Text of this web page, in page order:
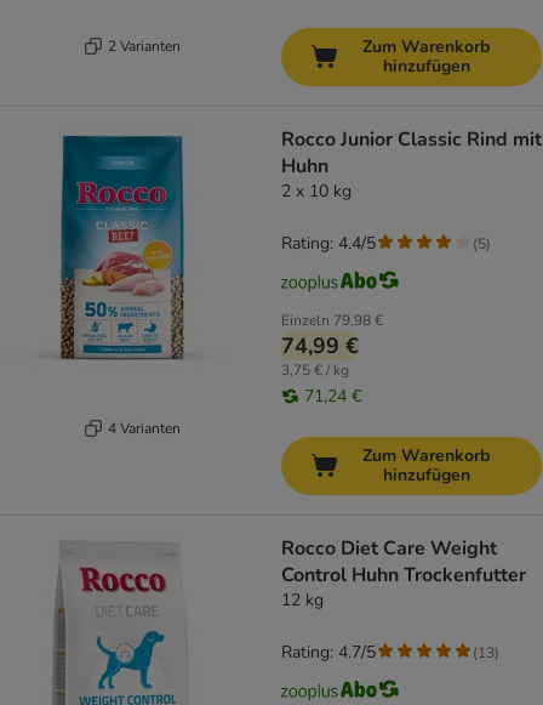
2 Varianten
Zum Warenkorb
hinzufügen
4 Varianten
Rocco Junior Classic Rind mit
Huhn
2 x 10 kg
Einzeln 79,98 €
74,99 €
3,75 € / kg
71,24 €
Rating: 4.4/5 (5)
Zum Warenkorb
hinzufügen
Rocco Diet Care Weight
Control Huhn Trockenfutter
12 kg
Rating: 4.7/5 (13)